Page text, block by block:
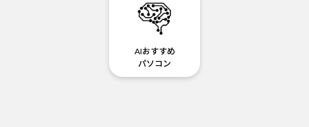
AIおすすめ
パソコン